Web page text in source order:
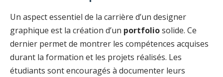
Un aspect essentiel de la carrière d’un designer
graphique est la création d’un portfoliosolide. Ce
dernier permet de montrer les compétences acquises
durant la formation et les projets réalisés. Les
étudiants sont encouragés à documenter leurs